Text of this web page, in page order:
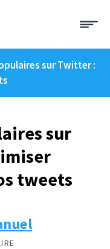
sur Twitter :
sur
tweets